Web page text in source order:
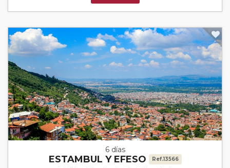
6 días
ESTAMBUL Y EFESO Ref.13566